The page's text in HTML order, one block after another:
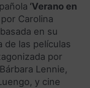
‘Verano en
Carolina
en su
de las películas
por
Lennie,
y cine